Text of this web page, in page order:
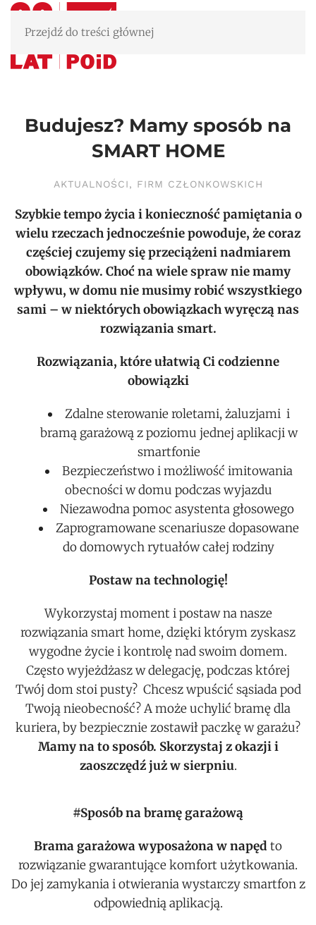
Przejdź do treści głównej
Budujesz? Mamy sposób na
SMART HOME
AKTUALNOŚCI, FIRM CZŁONKOWSKICH
Szybkie tempo życia i konieczność pamiętania o
wielu rzeczach jednocześnie powoduje, że coraz
częściej czujemy się przeciążeni nadmiarem
obowiązków. Choć na wiele spraw nie mamy
wpływu, w domu nie musimy robić wszystkiego
sami – w niektórych obowiązkach wyręczą nas
rozwiązania smart.
Rozwiązania, które ułatwią Ci codzienne
obowiązki
Zdalne sterowanie roletami, żaluzjami i
bramą garażową z poziomu jednej aplikacji w
smartfonie
Bezpieczeństwo i możliwość imitowania
obecności w domu podczas wyjazdu
Niezawodna pomoc asystenta głosowego
Zaprogramowane scenariusze dopasowane
do domowych rytuałów całej rodziny
Postaw na technologię!
Wykorzystaj moment i postaw na nasze
rozwiązania smart home, dzięki którym zyskasz
wygodne życie i kontrolę nad swoim domem.
Często wyjeżdżasz w delegację, podczas której
Twój dom stoi pusty? Chcesz wpuścić sąsiada pod
Twoją nieobecność? A może uchylić bramę dla
kuriera, by bezpiecznie zostawił paczkę w garażu?
Mamy na to sposób. Skorzystaj z okazji i
zaoszczędź już w sierpniu.
#Sposób na bramę garażową
Brama garażowa wyposażona w napęd to
rozwiązanie gwarantujące komfort użytkowania.
Do jej zamykania i otwierania wystarczy smartfon z
odpowiednią aplikacją.